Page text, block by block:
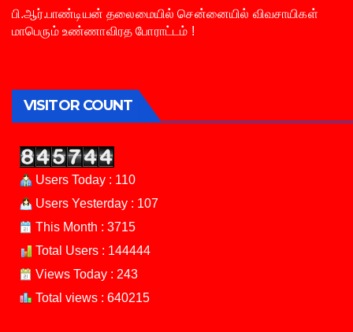
பி.ஆர்.பாண்டியன் தலைமையில் சென்னையில் விவசாயிகள்
மாபெரும் உண்ணாவிரத போராட்டம் !
VISITOR COUNT
Users Today : 110
Users Yesterday : 107
This Month : 3715
Total Users : 144444
Views Today : 243
Total views : 640215